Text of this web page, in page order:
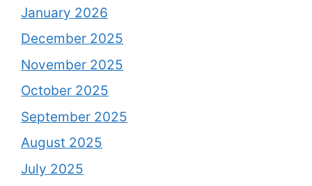
January 2026
December 2025
November 2025
October 2025
September 2025
August 2025
July 2025